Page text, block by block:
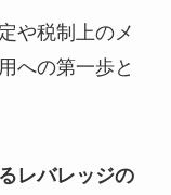
や税制上のメ
への第一歩と
レバレッジの